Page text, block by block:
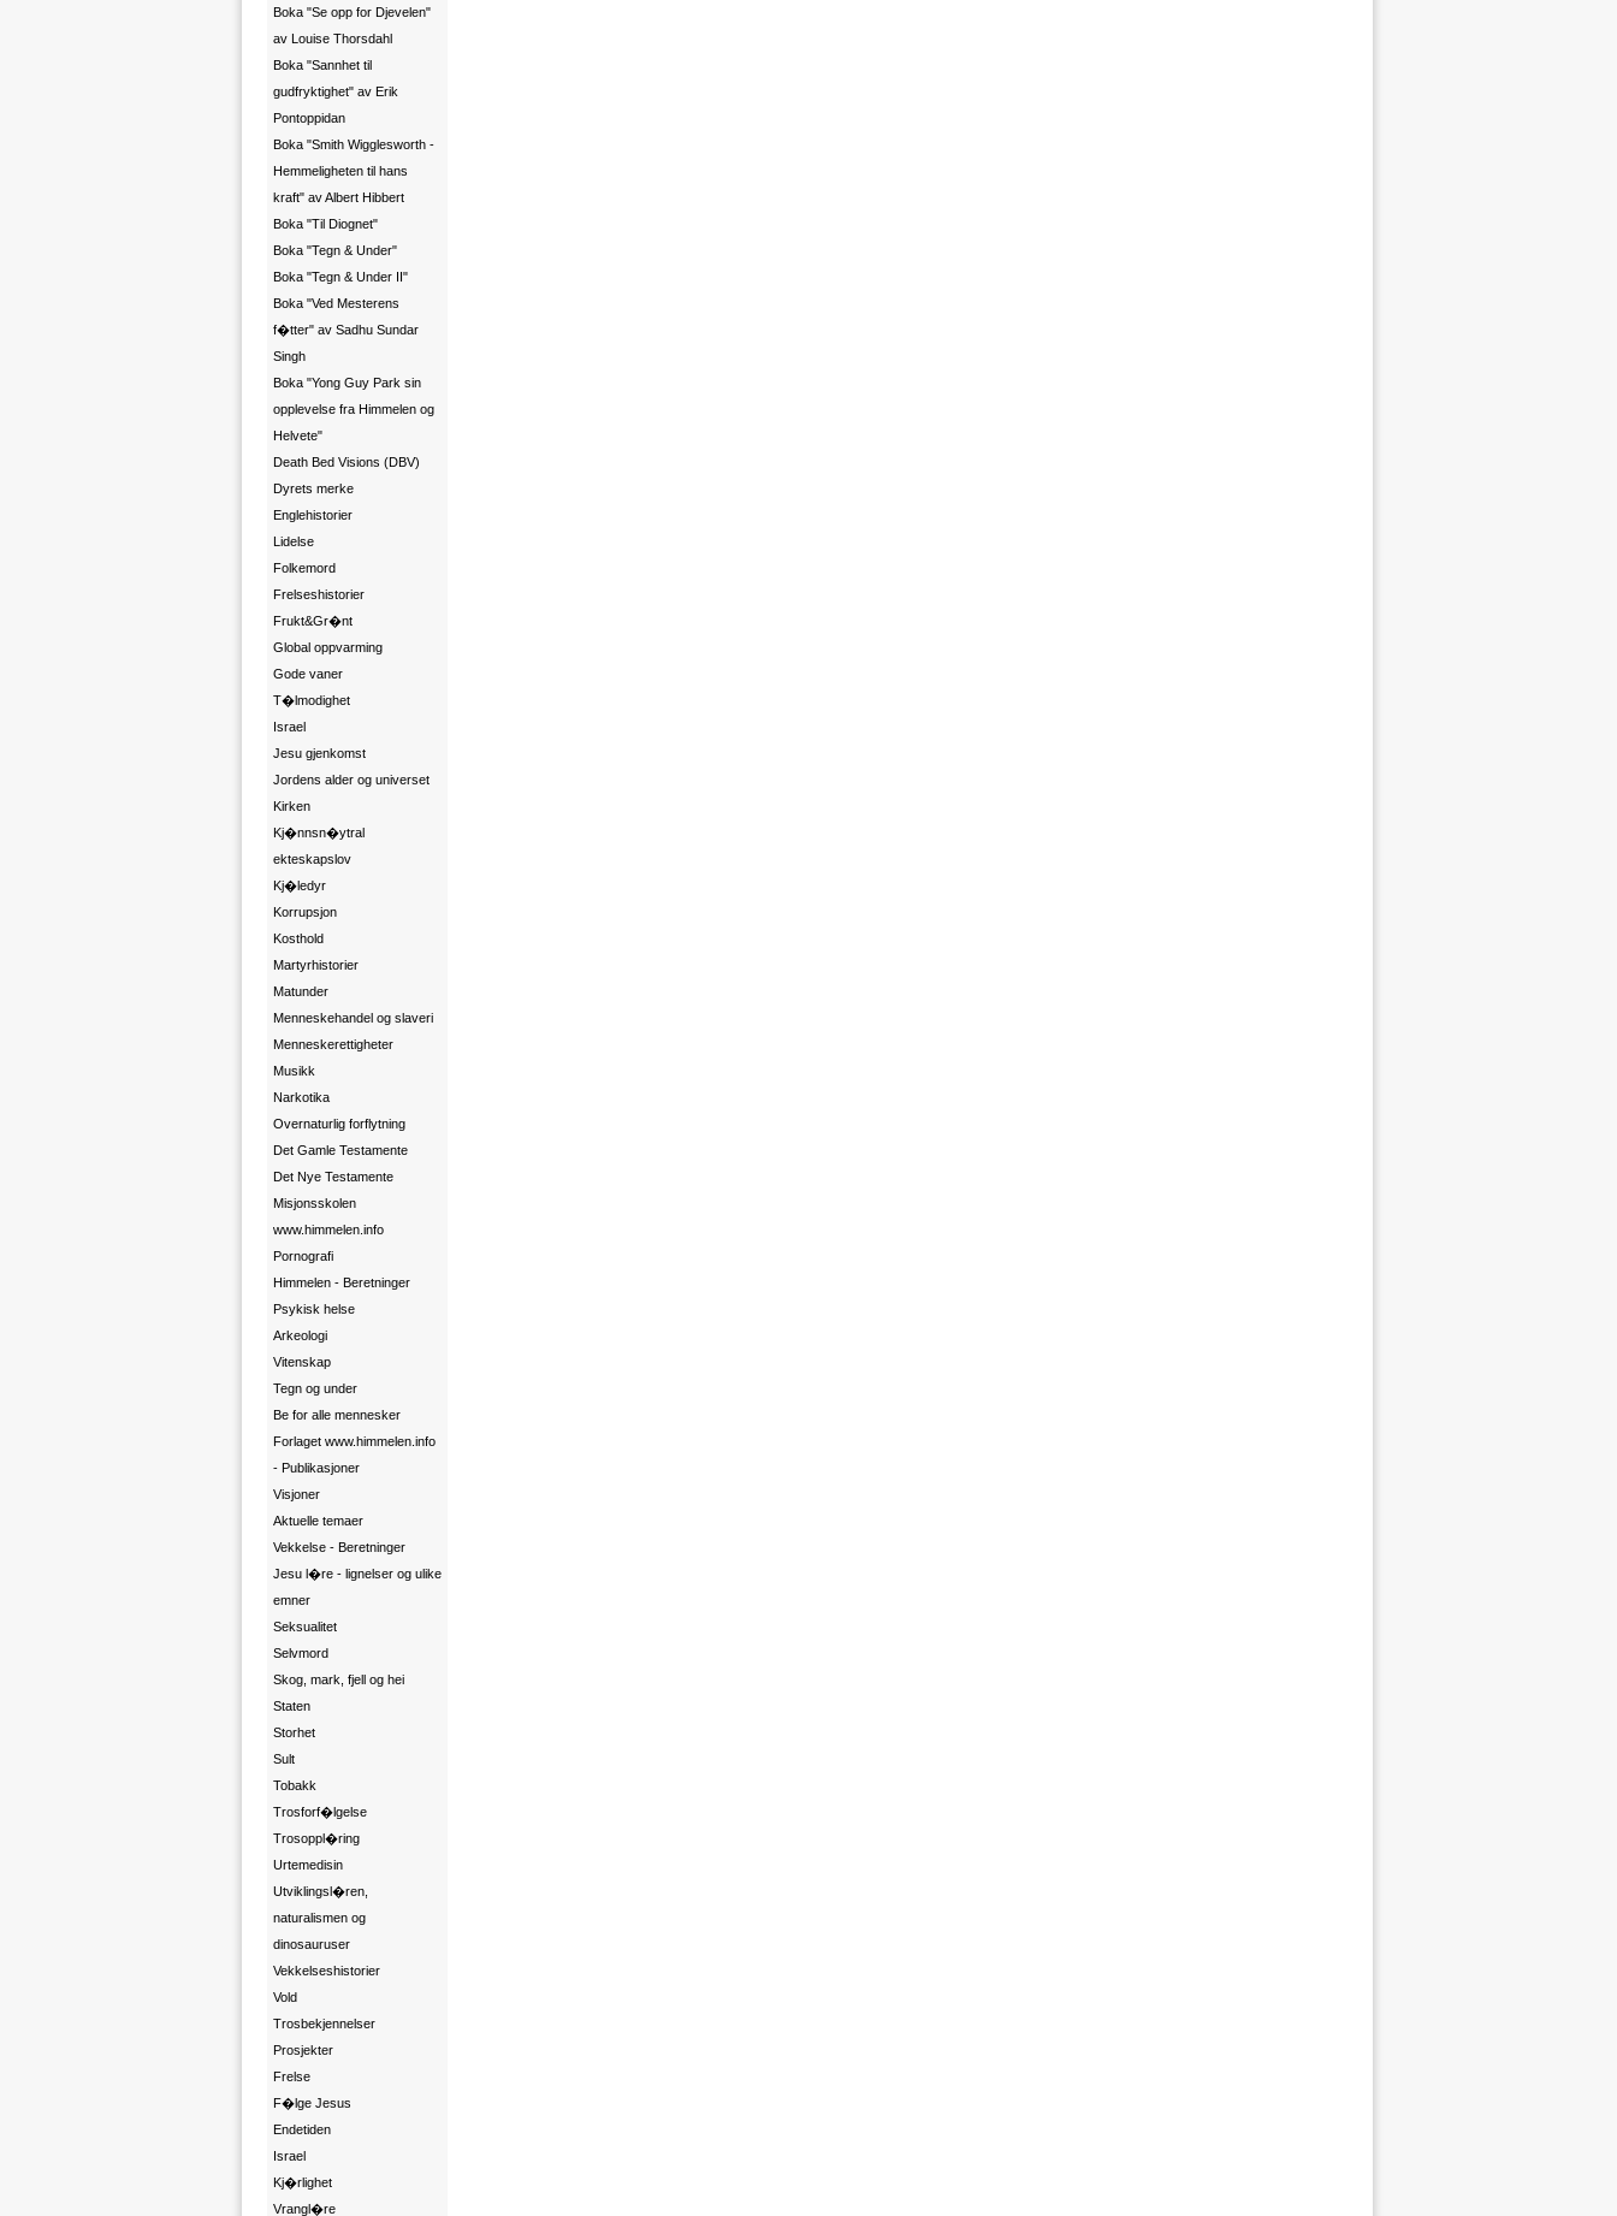
Boka "Se opp for Djevelen"
av Louise Thorsdahl
Boka "Sannhet til
gudfryktighet" av Erik
Pontoppidan
Boka "Smith Wigglesworth -
Hemmeligheten til hans
kraft" av Albert Hibbert
Boka "Til Diognet"
Boka "Tegn & Under"
Boka "Tegn & Under II"
Boka "Ved Mesterens
f�tter" av Sadhu Sundar
Singh
Boka "Yong Guy Park sin
opplevelse fra Himmelen og
Helvete"
Death Bed Visions (DBV)
Dyrets merke
Englehistorier
Lidelse
Folkemord
Frelseshistorier
Frukt&Gr�nt
Global oppvarming
Gode vaner
T�lmodighet
Israel
Jesu gjenkomst
Jordens alder og universet
Kirken
Kj�nnsn�ytral
ekteskapslov
Kj�ledyr
Korrupsjon
Kosthold
Martyrhistorier
Matunder
Menneskehandel og slaveri
Menneskerettigheter
Musikk
Narkotika
Overnaturlig forflytning
Det Gamle Testamente
Det Nye Testamente
Misjonsskolen
www.himmelen.info
Pornografi
Himmelen - Beretninger
Psykisk helse
Arkeologi
Vitenskap
Tegn og under
Be for alle mennesker
Forlaget www.himmelen.info
- Publikasjoner
Visjoner
Aktuelle temaer
Vekkelse - Beretninger
Jesu l�re - lignelser og ulike
emner
Seksualitet
Selvmord
Skog, mark, fjell og hei
Staten
Storhet
Sult
Tobakk
Trosforf�lgelse
Trosoppl�ring
Urtemedisin
Utviklingsl�ren,
naturalismen og
dinosauruser
Vekkelseshistorier
Vold
Trosbekjennelser
Prosjekter
Frelse
F�lge Jesus
Endetiden
Israel
Kj�rlighet
Vrangl�re